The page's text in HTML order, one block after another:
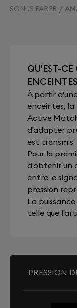
SONUS FABER
QU'EST-CE
À partir
enceintes,
Active
d'adapter
est transmis.
Pour la
d'obtenir un
entre le
pression
La
telle que
PRESSION